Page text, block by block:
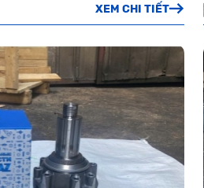
XEM CHI TIẾT